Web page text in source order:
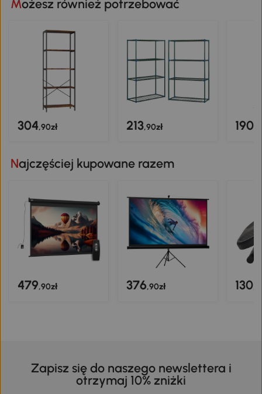
Możesz również potrzebować
304,90zł 213,90zł 190
Najczęściej kupowane razem
479,90zł 376,90zł 130
Zapisz się do naszego newslettera i
otrzymaj 10% zniżki